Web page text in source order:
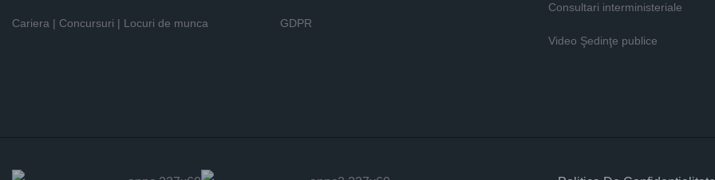
Cariera | Concursuri | Locuri de munca GDPR
Consultari interministeriale
Video Şedinţe publice